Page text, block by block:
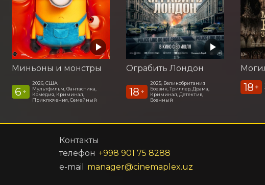
Миньоны и монстры
6 +
2026, США
Мультфильм, Фантастика,
Комедия, Криминал,
Приключения, Семейный
Ограбить Лондон
18 +
2025, Великобритания
Боевик, Триллер, Драма,
Криминал, Детектив,
Военный
18 +
Контакты
телефон +998 901 75 8288
e-mail
manager@cinemaplex.uz